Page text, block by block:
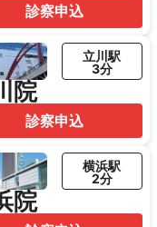
診察申込
院
立川駅
3分
診察申込
院
横浜駅
2分